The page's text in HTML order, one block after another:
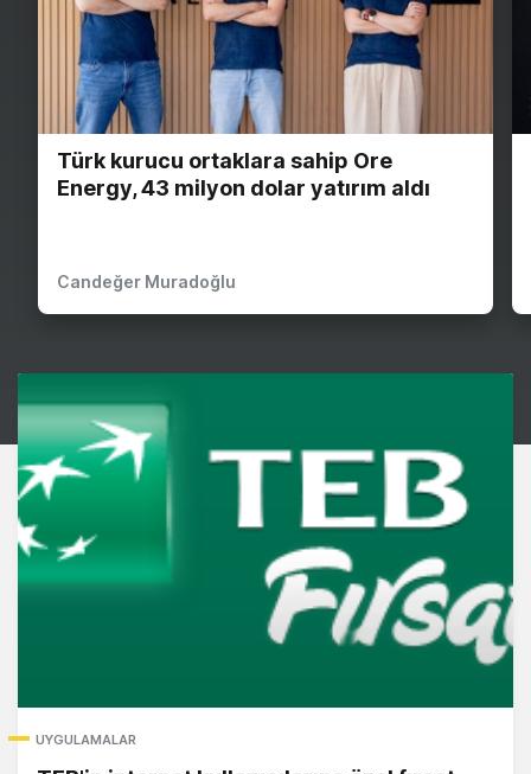
Türk kurucu ortaklara sahip Ore
Energy, 43 milyon dolar yatırım aldı
Candeğer Muradoğlu
UYGULAMALAR